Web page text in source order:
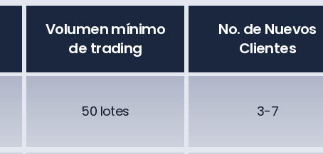
Volumen mínimo
de trading
No. de Nuevos
Clientes
50 lotes 3-7